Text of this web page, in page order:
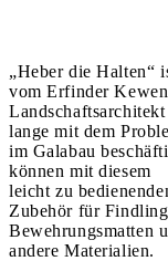
„Heber die Halten“
vom Erfinder
lange mit dem
im Galabau
können mit diesem
leicht zu
Zubehör für
Bewehrungsmatten
andere Materialien.